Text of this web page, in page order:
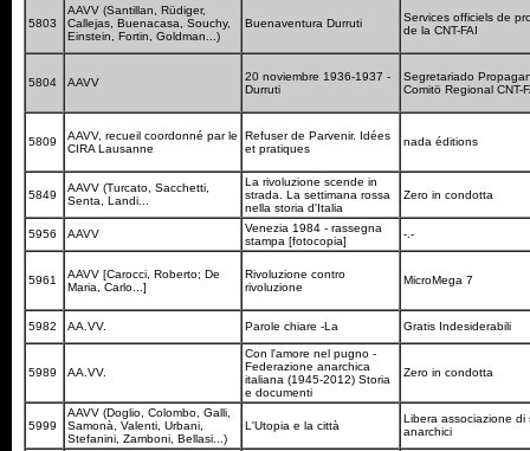
5803
AAVV (Santillan, Rüdiger,
Callejas, Buenacasa, Souchy,
Einstein, Fortin, Goldman...)
Buenaventura Durruti
Services officiels de
de la CNT-FAI
5804 AAVV
20 noviembre 1936-1937 -
Durruti
Segretariado
Comitö Regional CNT-
5809
AAVV, recueil coordonné par le
CIRA Lausanne
Refuser de Parvenir. Idées
et pratiques
nada éditions
5849
AAVV (Turcato, Sacchetti,
Senta, Landi...
La rivoluzione scende in
strada. La settimana rossa
nella storia d'Italia
Zero in condotta
5956 AAVV
Venezia 1984 - rassegna
stampa [fotocopia]
-.-
5961
AAVV [Carocci, Roberto; De
Maria, Carlo...]
Rivoluzione contro
rivoluzione
MicroMega 7
5982 AA.VV. Parole chiare -La Gratis Indesiderabili
5989 AA.VV.
Con l'amore nel pugno -
Federazione anarchica
italiana (1945-2012) Storia
e documenti
Zero in condotta
5999
AAVV (Doglio, Colombo, Galli,
Samonà, Valenti, Urbani,
Stefanini, Zamboni, Bellasi...)
L'Utopia e la città
Libera associazione di
anarchici